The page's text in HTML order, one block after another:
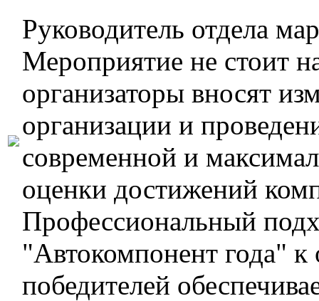
Руководитель отдела
Мероприятие не стоит
организаторы вносят
организации и
современной и
оценки достижений
Профессиональный
"Автокомпонент года" к
победителей